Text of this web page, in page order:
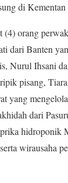
di
(4) orang
dari Banten
Nurul Ihsani
pisang,
yang
dari
hidroponik
wirausaha